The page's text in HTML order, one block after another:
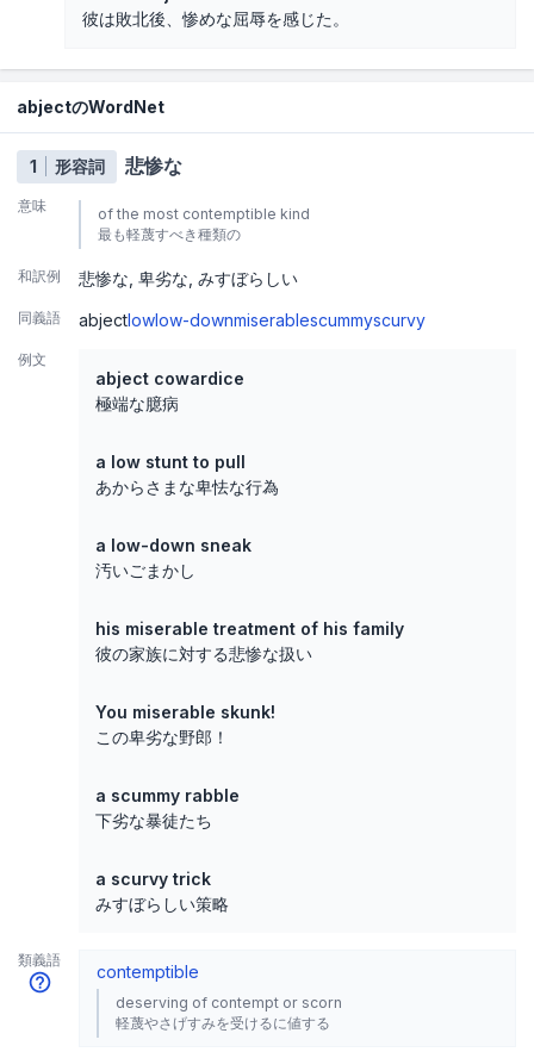
彼は敗北後、惨めな屈辱を感じた。
abjectのWordNet
1 形容詞 悲惨な
意味
of the most contemptible kind
最も軽蔑すべき種類の
和訳例 悲惨な 卑劣な みすぼらしい
同義語 abjectlowlow-downmiserablescummyscurvy
例文
abject cowardice
極端な臆病
a low stunt to pull
あからさまな卑怯な行為
a low-down sneak
汚いごまかし
his miserable treatment of his family
彼の家族に対する悲惨な扱い
You miserable skunk!
この卑劣な野郎！
a scummy rabble
下劣な暴徒たち
a scurvy trick
みすぼらしい策略
類義語
contemptible
deserving of contempt or scorn
軽蔑やさげすみを受けるに値する